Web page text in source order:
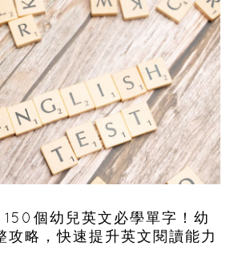
個幼兒英文必學單字！幼
攻略，快速提升英文閱讀能力